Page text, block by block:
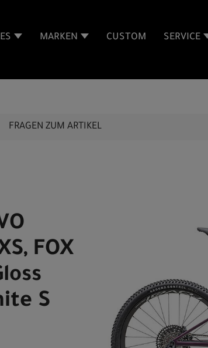
MARKEN CUSTOM SERVICE
FRAGEN ZUM ARTIKEL
FOX
S